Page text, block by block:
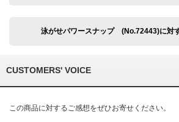
泳がせパワースナップ (No.72443)に対
CUSTOMERS' VOICE
この商品に対するご感想をぜひお寄せください。